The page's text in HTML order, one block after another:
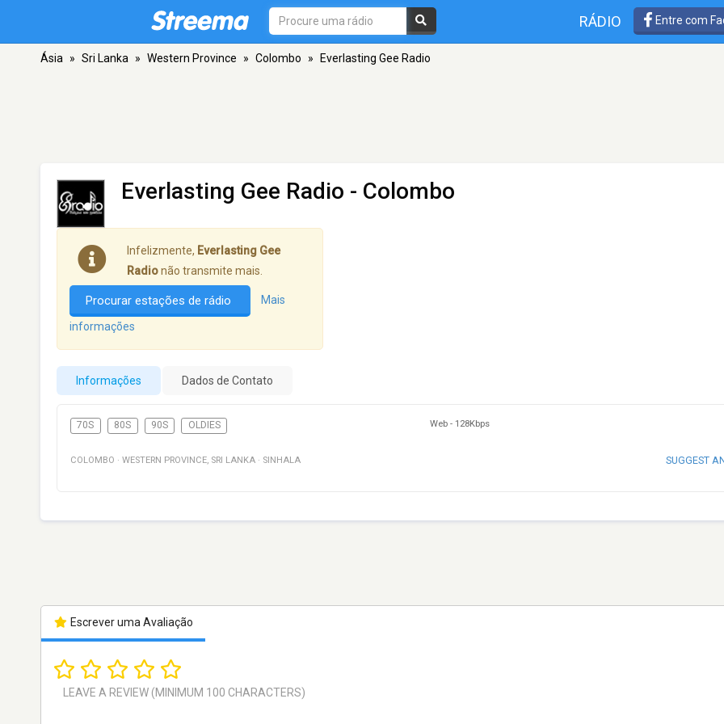
RÁDIO Entre com
Ásia » Sri Lanka » Western Province » Colombo » Everlasting Gee Radio
Everlasting Gee Radio - Colombo
Infelizmente, Everlasting Gee
Radionão transmite mais.
Procurar estações de rádio Mais
informações
Informações Dados de Contato
70S 80S 90S OLDIES Web - 128Kbps
COLOMBO · WESTERN PROVINCE, SRI LANKA · SINHALA SUGGEST
Escrever uma Avaliação